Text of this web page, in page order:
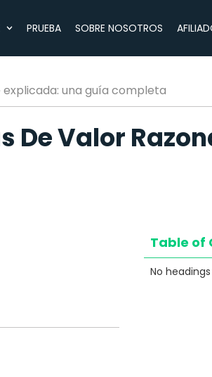
PRUEBA SOBRE NOSOTROS
una guía completa
De Valor
Table of
No